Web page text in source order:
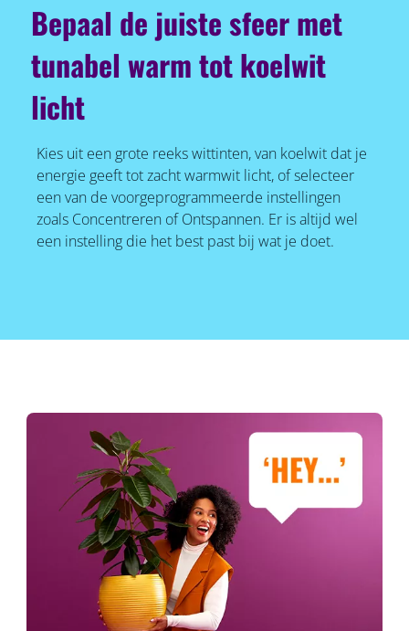
Bepaal de juiste sfeer met
tunabel warm tot koelwit
licht
Kies uit een grote reeks wittinten, van koelwit dat je
energie geeft tot zacht warmwit licht, of selecteer
een van de voorgeprogrammeerde instellingen
zoals Concentreren of Ontspannen. Er is altijd wel
een instelling die het best past bij wat je doet.